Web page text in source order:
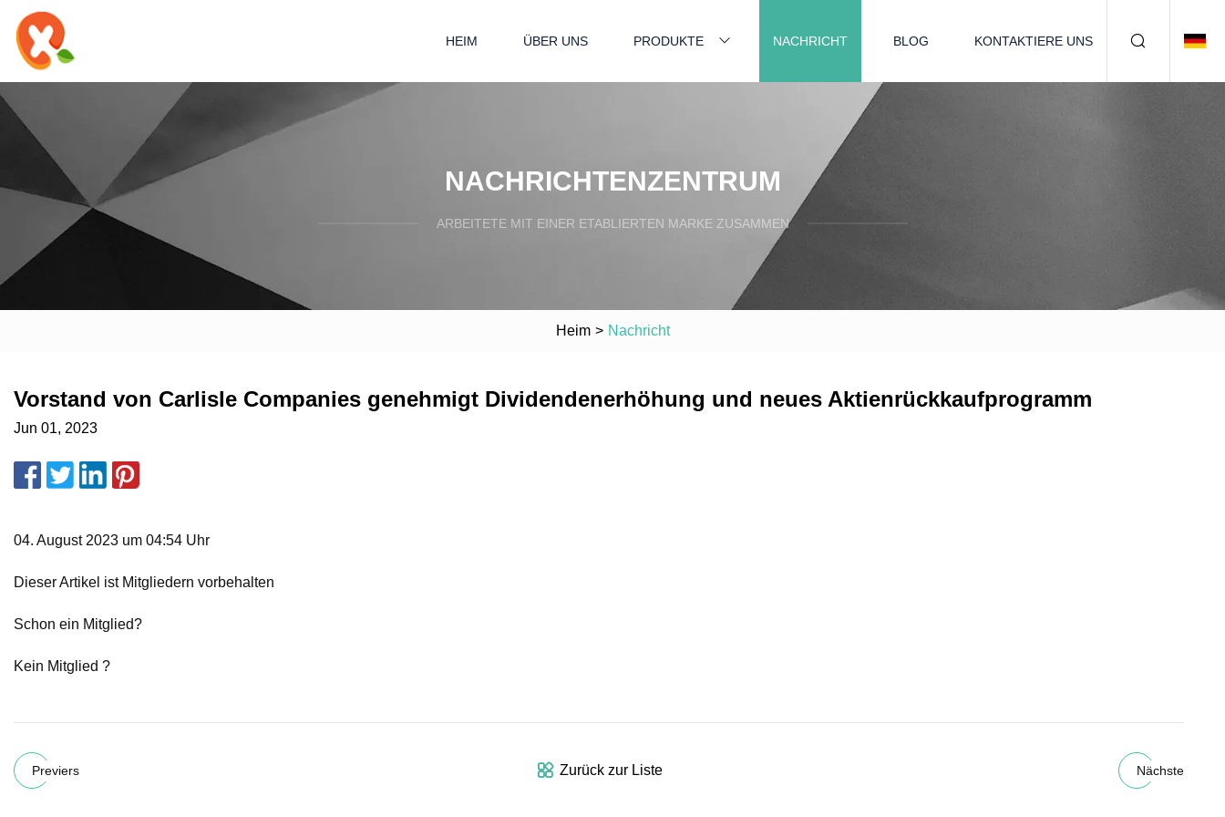
HEIM ÜBER UNS PRODUKTE NACHRICHT BLOG KONTAKTIERE UNS
NACHRICHTENZENTRUM
ARBEITETE MIT EINER ETABLIERTEN MARKE ZUSAMMEN
Heim > Nachricht
Vorstand von Carlisle Companies genehmigt Dividendenerhöhung und neues Aktienrückkaufprogramm
Jun 01, 2023
04. August 2023 um 04:54 Uhr
Dieser Artikel ist Mitgliedern vorbehalten
Schon ein Mitglied?
Kein Mitglied ?
Previers Zurück zur Liste Nächste